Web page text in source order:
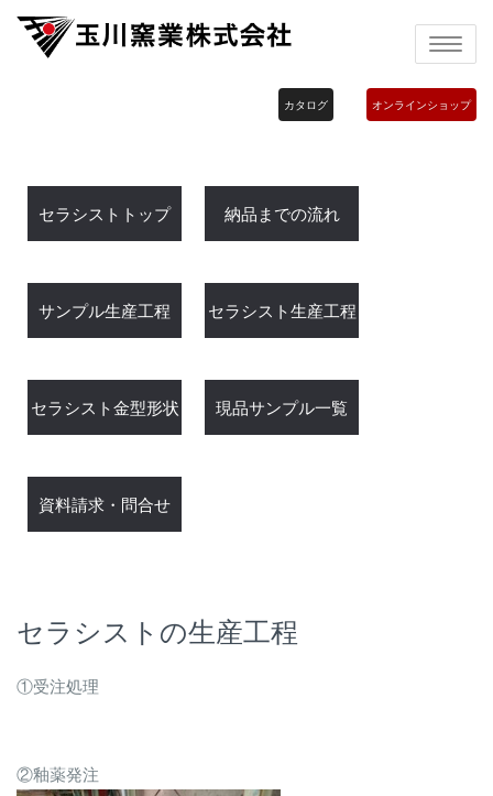
Toggle
オンラインショップ
カタログ
セラシストトップ 納品までの流れ
サンプル生産工程 セラシスト生産工程
セラシスト金型形状 現品サンプル一覧
資料請求・問合せ
セラシストの生産工程
①受注処理
②釉薬発注